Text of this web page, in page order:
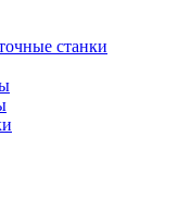
станки